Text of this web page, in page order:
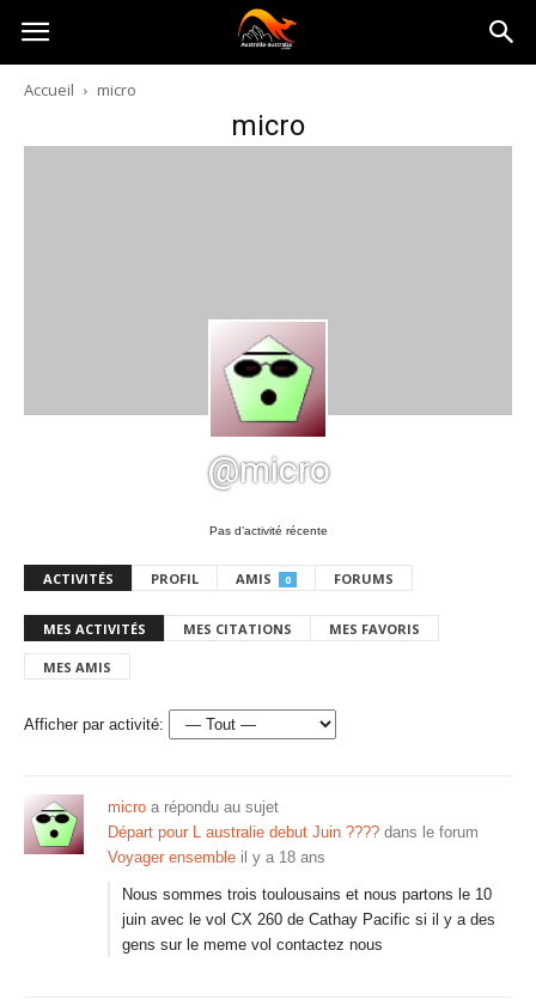
Australia-
australie.com
Accueil micro
micro
@micro
Pas d’activité récente
ACTIVITÉS PROFIL AMIS 0 FORUMS
MES ACTIVITÉS MES CITATIONS MES FAVORIS
MES AMIS
Afficher par activité:
micro a répondu au sujet
Départ pour L australie debut Juin ???? dans le forum
Voyager ensemble il y a 18 ans
Nous sommes trois toulousains et nous partons le 10
juin avec le vol CX 260 de Cathay Pacific si il y a des
gens sur le meme vol contactez nous